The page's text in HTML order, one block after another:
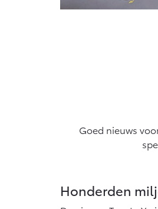
Goed nieuws
Honderden